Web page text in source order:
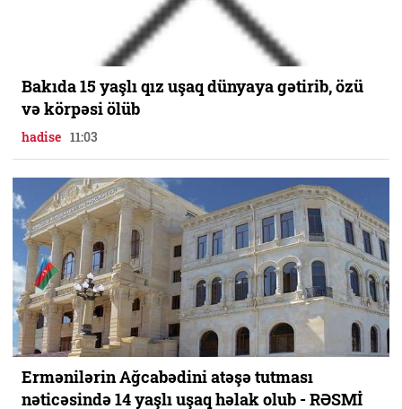
Bakıda 15 yaşlı qız uşaq dünyaya gətirib, özü
və körpəsi ölüb
hadise 11:03
Ermənilərin Ağcabədini atəşə tutması
nəticəsində 14 yaşlı uşaq həlak olub - RƏSMİ